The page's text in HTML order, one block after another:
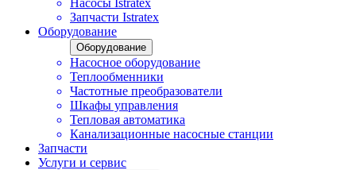
Запчасти Istratex
Оборудование
Оборудование
Насосное оборудование
Теплообменники
Частотные преобразователи
Шкафы управления
Тепловая автоматика
Канализационные насосные станции
Запчасти
Услуги и сервис